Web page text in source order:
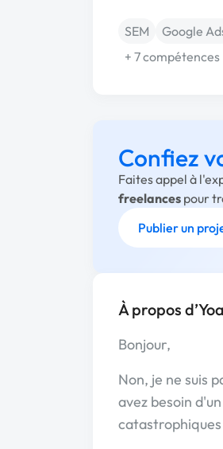
SEM Google
+ 7 compétences
Confiez
Faites appel à
freelances pour
Publier un
À propos
Bonjour,
Non, je ne suis
avez besoin
catastrophiques